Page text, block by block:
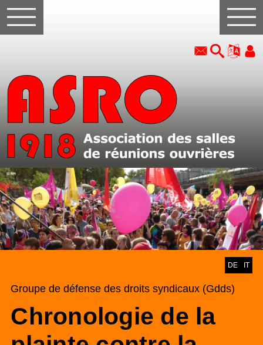
DE IT
Groupe de défense des droits syndicaux (Gdds)
Chronologie de la